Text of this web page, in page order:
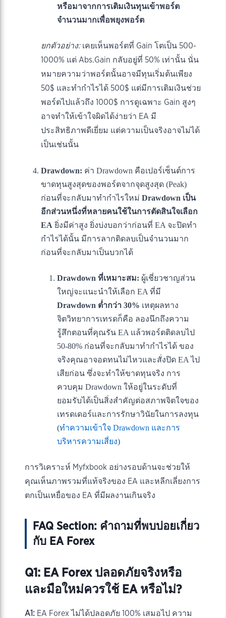
หรือมาจากการเติมเงินทุนเข้าพอร์ต
จำนวนมากเพื่อพยุงพอร์ต
ยกตัวอย่าง:เคยเห็นพอร์ตที่ Gain โตเป็น 500-
1000% แต่ Abs.Gain กลับอยู่ที่ 50% เท่านั้น นั่น
หมายความว่าพอร์ตนั้นอาจมีทุนเริ่มต้นเพียง
50$ และทำกำไรได้ 500$ แต่มีการเติมเงินช่วย
พอร์ตไปแล้วถึง 1000$ การดูเฉพาะ Gain สูงๆ
อาจทำให้เข้าใจผิดได้ง่ายว่า EA มี
ประสิทธิภาพดีเยี่ยม แต่ความเป็นจริงอาจไม่ได้
เป็นเช่นนั้น
Drawdown: ค่า Drawdown คือเปอร์เซ็นต์การ
ขาดทุนสูงสุดของพอร์ตจากจุดสูงสุด (Peak)
ก่อนที่จะกลับมาทำกำไรใหม่ Drawdown เป็น
อีกส่วนหนึ่งที่หลายคนใช้ในการตัดสินใจเลือก
EA ยิ่งมีค่าสูง ยิ่งบ่งบอกว่าก่อนที่ EA จะปิดทำ
กำไรได้นั้น มีการลากติดลบเป็นจำนวนมาก
ก่อนที่จะกลับมาเป็นบวกได้
Drawdown ที่เหมาะสม: ผู้เชี่ยวชาญส่วน
ใหญ่จะแนะนำให้เลือก EA ที่มี
Drawdown ต่ำกว่า 30% เหตุผลทาง
จิตวิทยาการเทรดก็คือ ลองนึกถึงความ
รู้สึกตอนที่คุณรัน EA แล้วพอร์ตติดลบไป
50-80% ก่อนที่จะกลับมาทำกำไรได้ ของ
จริงคุณอาจอดทนไม่ไหวและสั่งปิด EA ไป
เสียก่อน ซึ่งจะทำให้ขาดทุนจริง การ
ควบคุม Drawdown ให้อยู่ในระดับที่
ยอมรับได้เป็นสิ่งสำคัญต่อสภาพจิตใจของ
เทรดเดอร์และการรักษาวินัยในการลงทุน
(ทำความเข้าใจ Drawdown และการ
บริหารความเสี่ยง)
การวิเคราะห์ Myfxbook อย่างรอบด้านจะช่วยให้
คุณเห็นภาพรวมที่แท้จริงของ EA และหลีกเลี่ยงการ
ตกเป็นเหยื่อของ EA ที่มีผลงานเกินจริง
FAQ Section: คำถามที่พบบ่อยเกี่ยว
กับ EA Forex
Q1: EA Forex ปลอดภัยจริงหรือ
และมือใหม่ควรใช้ EA หรือไม่?
A1: EA Forex ไม่ได้ปลอดภัย 100% เสมอไป ความ